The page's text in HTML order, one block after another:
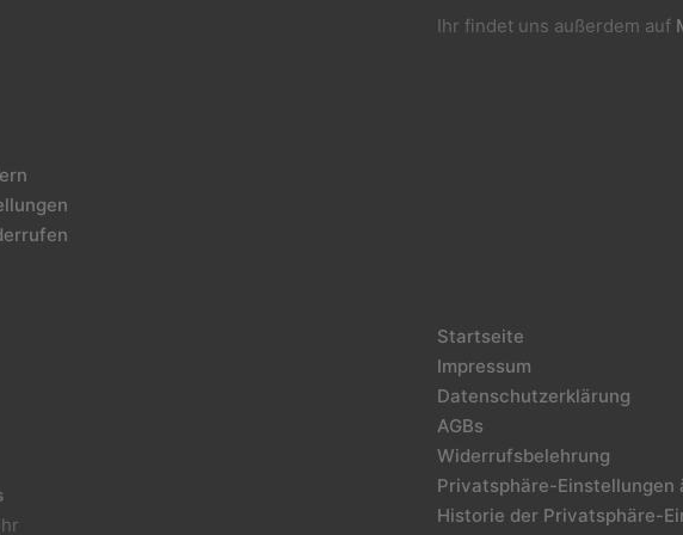
Ihr findet uns außerdem auf
Startseite
Impressum
Datenschutzerklärung
AGBs
Widerrufsbelehrung
Privatsphäre-Einstellungen
Historie der Privatsphäre-